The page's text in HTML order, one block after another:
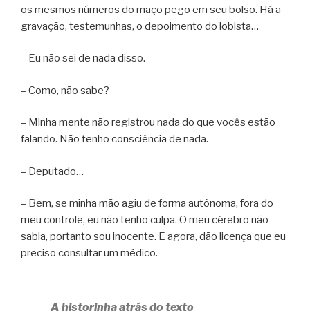
os mesmos números do maço pego em seu bolso. Há a
gravação, testemunhas, o depoimento do lobista…
– Eu não sei de nada disso.
– Como, não sabe?
– Minha mente não registrou nada do que vocês estão
falando. Não tenho consciência de nada.
– Deputado…
– Bem, se minha mão agiu de forma autônoma, fora do
meu controle, eu não tenho culpa. O meu cérebro não
sabia, portanto sou inocente. E agora, dão licença que eu
preciso consultar um médico.
A historinha atrás do texto